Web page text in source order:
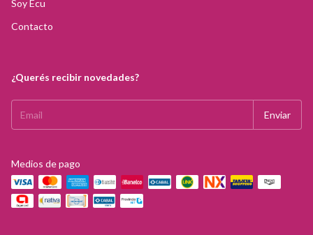
Soy Ecu
Contacto
¿Querés recibir novedades?
Medios de pago